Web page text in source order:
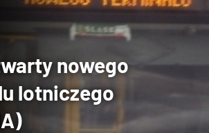
nowego
lotniczego